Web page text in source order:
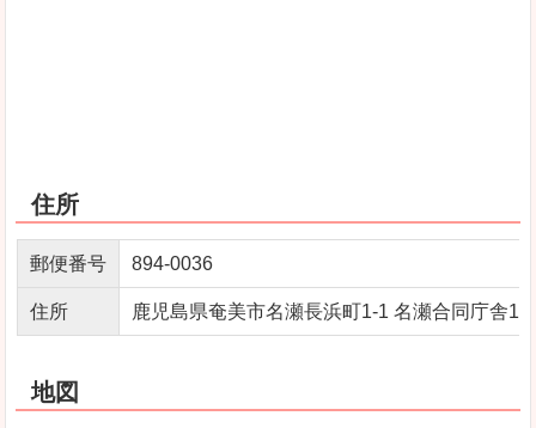
住所
郵便番号 894-0036
住所 鹿児島県奄美市名瀬長浜町1-1 名瀬合同庁舎1
地図